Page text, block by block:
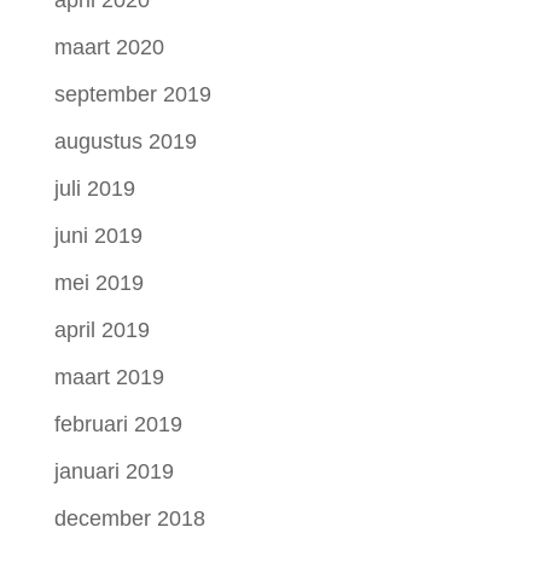
maart 2020
september 2019
augustus 2019
juli 2019
juni 2019
mei 2019
april 2019
maart 2019
februari 2019
januari 2019
december 2018